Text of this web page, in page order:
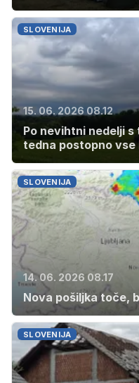
SLOVENIJA
15. 06. 2026 08.12
Po nevihtni nedelji
tedna postopno
SLOVENIJA
14. 06. 2026 08.17
Nova pošiljka toče,
SLOVENIJA